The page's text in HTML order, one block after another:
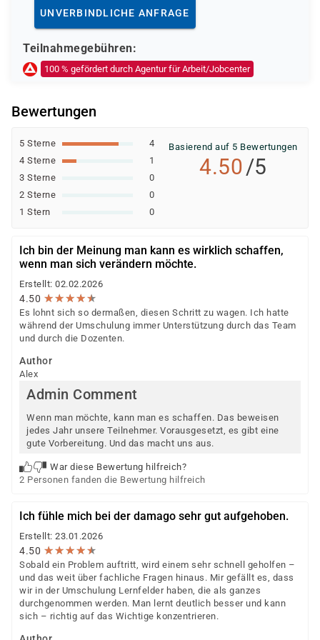
Deutsche Rentenversicherung
Europäischer Sozialfonds (ESF)
Weitere öffentliche oder private Kostenträger
Ob eine Förderung oder Kostenübernahme möglich ist,
individuellen Prüfung Ihrer persönlichen
Voraussetzungen und Förderfähigkeit.
UNVERBINDLICHE ANFRAGE
Teilnahmegebühren:
100 % gefördert durch Agentur für Arbeit/Jobcenter
Bewertungen
5 Sterne
4
4 Sterne
1
3 Sterne
0
2 Sterne
0
1 Stern
0
Basierend auf 5 Bewertungen
4.50/5
Ich bin der Meinung man kann es wirklich schaffen,
wenn man sich verändern möchte.
Erstellt: 02.02.2026
4.50 ★★★★★
★★★★★
Es lohnt sich so dermaßen, diesen Schritt zu wagen. Ich hatte
während der Umschulung immer Unterstützung durch das Team
und durch die Dozenten.
Author
Alex
Admin Comment
Wenn man möchte, kann man es schaffen. Das beweisen
jedes Jahr unsere Teilnehmer. Vorausgesetzt, es gibt eine
gute Vorbereitung. Und das macht uns aus.
War diese Bewertung hilfreich?
2 Personen fanden die Bewertung hilfreich
Ich fühle mich bei der damago sehr gut aufgehoben.
Erstellt: 23.01.2026
4.50 ★★★★★
★★★★★
Sobald ein Problem auftritt, wird einem sehr schnell geholfen –
und das weit über fachliche Fragen hinaus. Mir gefällt es, dass
wir in der Umschulung Lernfelder haben, die als ganzes
durchgenommen werden. Man lernt deutlich besser und kann
sich – richtig auf das Wichtige konzentrieren.